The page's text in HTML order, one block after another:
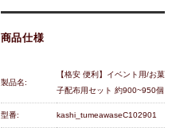
商品仕様
製品名:
【格安 便利】イベント用/お菓
子配布用セット 約900~950個
型番: kashi_tumeawaseC102901